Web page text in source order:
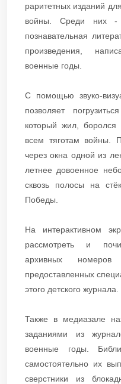
раритетных изданий
войны. Среди них -
познавательная
произведения,
военные годы.
С помощью звуко-
позволяет
который жил,
всем тяготам войны.
через окна одной из
летнее довоенное
сквозь полосы на
Победы.
На интерактивном
рассмотреть и
архивных номеров
предоставленных
этого детского журнала.
Также в медиазале
заданиями из
военные годы.
самостоятельно их
сверстники из